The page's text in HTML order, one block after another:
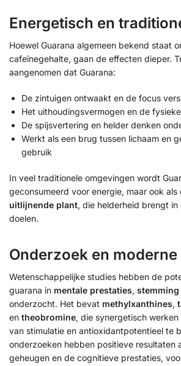
Energetisch en
Hoewel Guarana algemeen bekend staat
cafeïnegehalte, gaan de effecten dieper.
aangenomen dat Guarana:
De zintuigen ontwaakt en de focus
Het uithoudingsvermogen en de
De spijsvertering en helder denken
Werkt als een brug tussen lichaam en
gebruik
In veel traditionele omgevingen wordt
geconsumeerd voor energie, maar ook als
uitlijnende plant, die helderheid brengt
doelen.
Onderzoek en
Wetenschappelijke studies hebben de
guarana in mentale prestaties, stemming
onderzocht. Het bevat methylxanthines,
en theobromine, die synergetisch
van stimulatie en antioxidantpotentieel te
onderzoeken hebben positieve resultaten
geheugen en de cognitieve prestaties,